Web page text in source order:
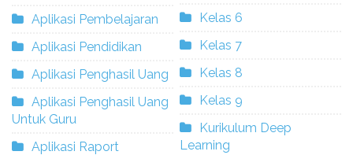
Aplikasi Pembelajaran
Aplikasi Pendidikan
Aplikasi Penghasil Uang
Aplikasi Penghasil Uang
Untuk Guru
Aplikasi Raport
Kelas 6
Kelas 7
Kelas 8
Kelas 9
Kurikulum Deep
Learning